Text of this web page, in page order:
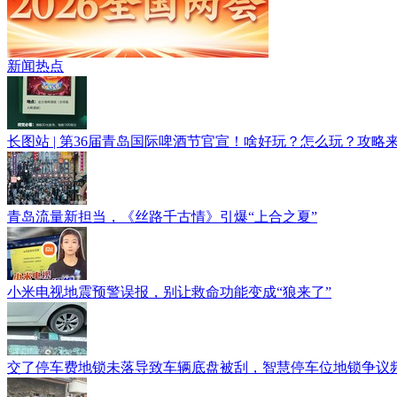
新闻热点
长图站 | 第36届青岛国际啤酒节官宣！啥好玩？怎么玩？攻略
青岛流量新担当，《丝路千古情》引爆“上合之夏”
小米电视地震预警误报，别让救命功能变成“狼来了”
交了停车费地锁未落导致车辆底盘被刮，智慧停车位地锁争议